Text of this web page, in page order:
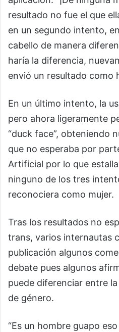
resultado no fue el que
en un segundo intento,
cabello de manera
haría la diferencia,
envió un resultado como
En un último intento, la
pero ahora ligeramente
“duck face”, obteniendo
que no esperaba por
Artificial por lo que
ninguno de los tres
reconociera como mujer.
Tras los resultados no
trans, varios internautas
publicación algunos
debate pues algunos
puede diferenciar entre
de género.​
“Es un hombre guapo